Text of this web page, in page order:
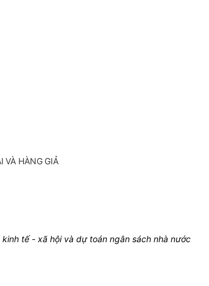
VÀ HÀNG GIẢ
tế - xã hội và dự toán ngân sách nhà nước